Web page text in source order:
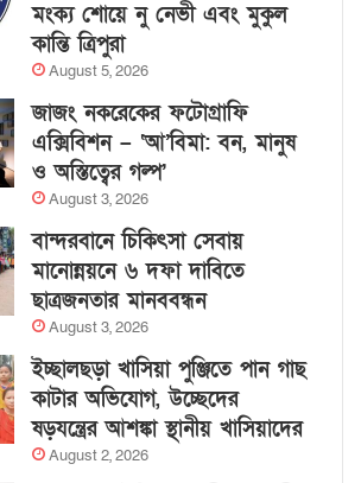
মংক্য শোয়ে নু নেভী এবং মুকুল
কান্তি ত্রিপুরা
August 5, 2026
জাজং নকরেকের ফটোগ্রাফি
এক্সিবিশন – ‘আ’বিমা: বন, মানুষ
ও অস্তিত্বের গল্প’
August 3, 2026
বান্দরবানে চিকিৎসা সেবায়
মানোন্নয়নে ৬ দফা দাবিতে
ছাত্রজনতার মানববন্ধন
August 3, 2026
ইচ্ছালছড়া খাসিয়া পুঞ্জিতে পান গাছ
কাটার অভিযোগ, উচ্ছেদের
ষড়যন্ত্রের আশঙ্কা স্থানীয় খাসিয়াদের
August 2, 2026